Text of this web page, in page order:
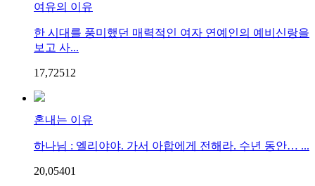
여유의 이유
한 시대를 풍미했던 매력적인 여자 연예인의 예비신랑을
보고 사...
17,72512
혼내는 이유
하나님 : 엘리야야. 가서 아합에게 전해라. 수년 동안… ...
20,05401